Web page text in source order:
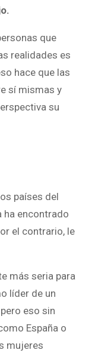
que
realidades es
hace que las
sí mismas y
su
países del
ha encontrado
el contrario, le
más seria para
líder de un
eso sin
España o
mujeres